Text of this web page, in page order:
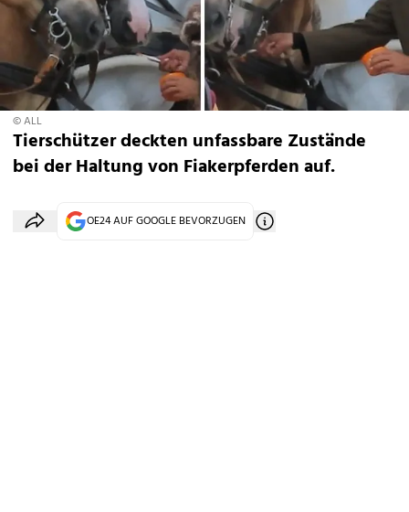
© ALL
Tierschützer deckten unfassbare Zustände
bei der Haltung von Fiakerpferden auf.
OE24 AUF GOOGLE BEVORZUGEN